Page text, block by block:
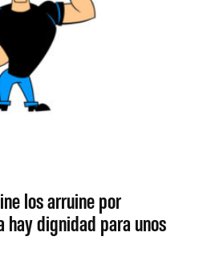
los arruine por
hay dignidad para unos